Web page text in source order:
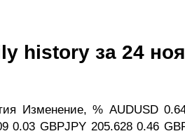
history за 24
Изменение, % AUDUSD
0.03 GBPJPY 205.628 0.46